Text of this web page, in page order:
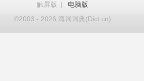
触屏版
|
电脑版
©2003 - 2026 海词词典(Dict.cn)